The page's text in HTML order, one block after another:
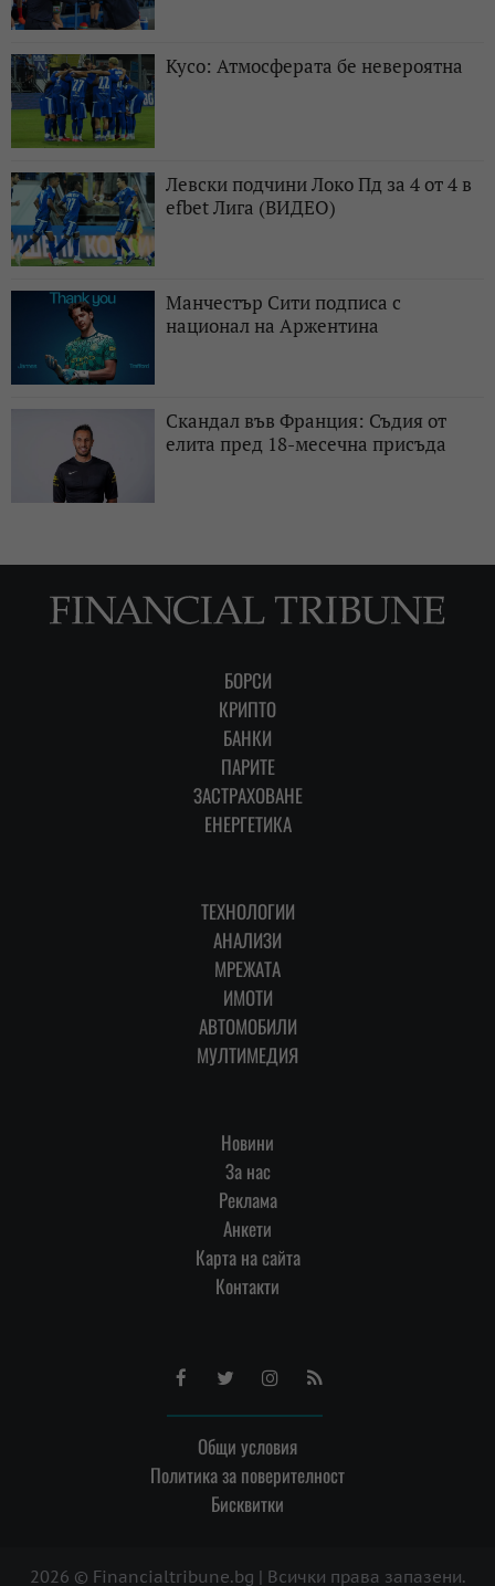
Кусо: Атмосферата бе невероятна
Левски подчини Локо Пд за 4 от 4 в
efbet Лига (ВИДЕО)
Манчестър Сити подписа с
национал на Аржентина
Скандал във Франция: Съдия от
елита пред 18-месечна присъда
БОРСИ
КРИПТО
БАНКИ
ПАРИТЕ
ЗАСТРАХОВАНЕ
ЕНЕРГЕТИКА
ТЕХНОЛОГИИ
АНАЛИЗИ
МРЕЖАТА
ИМОТИ
АВТОМОБИЛИ
МУЛТИМЕДИЯ
Новини
За нас
Реклама
Анкети
Карта на сайта
Контакти
FacebookTwitterInstagram
RSS
Общи условия
Политика за поверителност
Бисквитки
2026 © Financialtribune.bg | Всички права запазени.